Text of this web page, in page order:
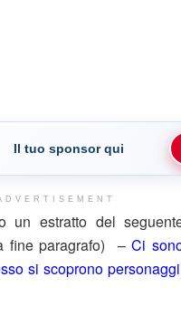
Il tuo sponsor qui
un estratto del
fine paragrafo) –Ci
si scoprono